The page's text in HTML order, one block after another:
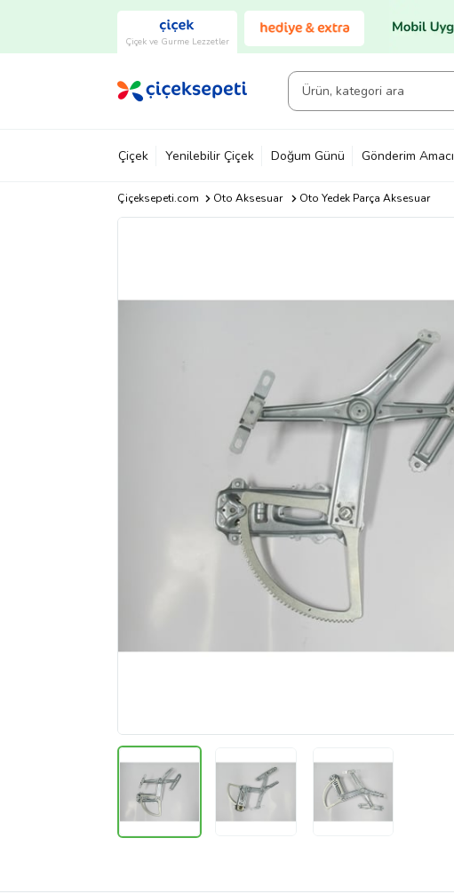
Çiçek ve Gurme Lezzetler
Çiçek Yenilebilir Çiçek Doğum Günü Gönderim Amacı
Çiçeksepeti.com Oto Aksesuar Oto Yedek Parça Aksesuar